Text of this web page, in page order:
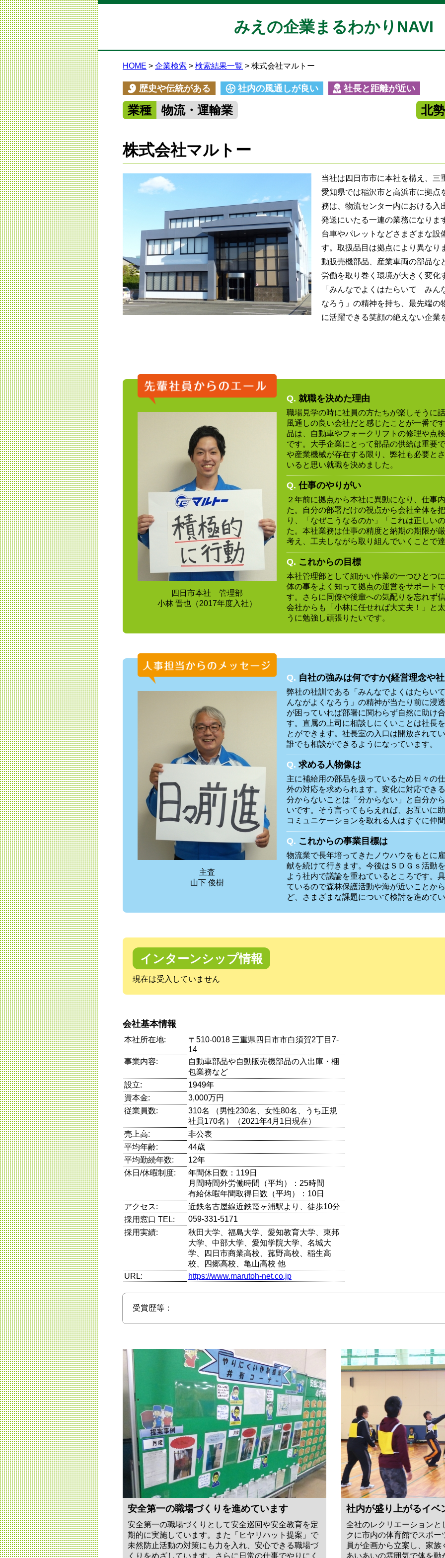
みえの企業まるわかりNAVI
HOME 企業検索 検索結果一覧 株式会社マルトー
歴史や伝統がある 社内の風通しが良い 社長と距離が近い
業種 物流・運輸業 北
株式会社マルトー
当社は四日市市に本社を構え、三
愛知県では稲沢市と高浜市に拠点
務は、物流センター内における入
発送にいたる一連の業務になりま
台車やパレットなどさまざまな設
す。取扱品目は拠点により異なり
動販売機部品、産業車両の部品な
労働を取り巻く環境が大きく変化
「みんなでよくはたらいて み
なろう」の精神を持ち、最先端の
に活躍できる笑顔の絶えない企業
四日市本社 管理部
小林 晋也（2017年度入社）
Q. 就職を決めた理由
職場見学の時に社員の方たちが楽しそうに
風通しの良い会社だと感じたことが一番で
品は、自動車やフォークリフトの修理や点
です。大手企業にとって部品の供給は重要
や産業機械が存在する限り、弊社も必要と
いると思い就職を決めました。
Q. 仕事のやりがい
２年前に拠点から本社に異動になり、仕事
た。自分の部署だけの視点から会社全体を
り、「なぜこうなるのか」「これは正しい
た。本社業務は仕事の精度と納期の期限が
考え、工夫しながら取り組んでいくことで
Q. これからの目標
本社管理部として細かい作業の一つひとつ
体の事をよく知って拠点の運営をサポート
す。さらに同僚や後輩への気配りを忘れず
会社からも「小林に任せれば大丈夫！」と
うに勉強し頑張りたいです。
主査
山下 俊樹
Q. 自社の強みは何ですか(経営理念や
弊社の社訓である「みんなでよくはたら
んながよくなろう」の精神が当たり前に浸
が困っていれば部署に関わらず自然に助け
す。直属の上司に相談しにくいことは社長
とができます。社長室の入口は開放されて
誰でも相談ができるようになっています。
Q. 求める人物像は
主に補給用の部品を扱っているため日々の
外の対応を求められます。変化に対応でき
分からないことは「分からない」と自分か
いです。そう言ってもらえれば、お互いに
コミュニケーションを取れる人はすぐに仲
Q. これからの事業目標は
物流業で長年培ってきたノウハウをもとに
献を続けて行きます。今後はＳＤＧｓ活動
よう社内で議論を重ねているところです。
ているので森林保護活動や海が近いことか
ど、さまざまな課題について検討を進めて
インターンシップ情報
現在は受入していません
会社基本情報
本社所在地:
〒510-0018 三重県四日市市白須賀2丁目7-
14
事業内容:
自動車部品や自動販売機部品の入出庫・梱
包業務など
設立:
1949年
資本金:
3,000万円
従業員数:
310名 （男性230名、女性80名、うち正規
社員170名）（2021年4月1日現在）
売上高:
非公表
平均年齢:
44歳
平均勤続年数:
12年
休日/休暇制度:
年間休日数：119日
月間時間外労働時間（平均）：25時間
有給休暇年間取得日数（平均）：10日
アクセス:
近鉄名古屋線近鉄霞ヶ浦駅より、徒歩10分
採用窓口 TEL:
059-331-5171
採用実績:
秋田大学、福島大学、愛知教育大学、東邦
大学、中部大学、愛知学院大学、名城大
学、四日市商業高校、菰野高校、稲生高
校、四郷高校、亀山高校 他
URL:
https://www.marutoh-net.co.jp
受賞歴等：
安全第一の職場づくりを進めています
安全第一の職場づくりとして安全巡回や安全教育を定
期的に実施しています。また「ヒヤリハット提案」で
未然防止活動の対策にも力を入れ、安心できる職場づ
くりをめざしています。さらに日常の仕事でやりにく
社内が盛り上がるイベ
全社のレクリエーション
クに市内の体育館でスポ
員が企画から立案し、家
あいあいの雰囲気で体を